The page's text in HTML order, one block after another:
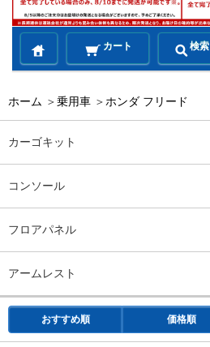
カート 検索
ホーム ＞乗用車 ＞ ホンダ フリード
カーゴキット
コンソール
フロアパネル
アームレスト
おすすめ順 価格順